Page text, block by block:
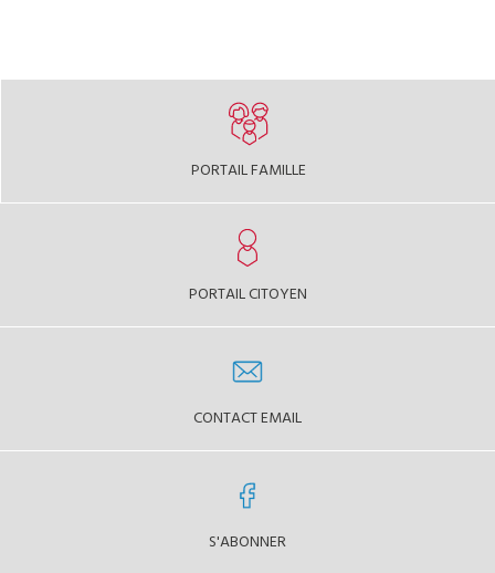
PORTAIL FAMILLE
PORTAIL CITOYEN
CONTACT EMAIL
S'ABONNER